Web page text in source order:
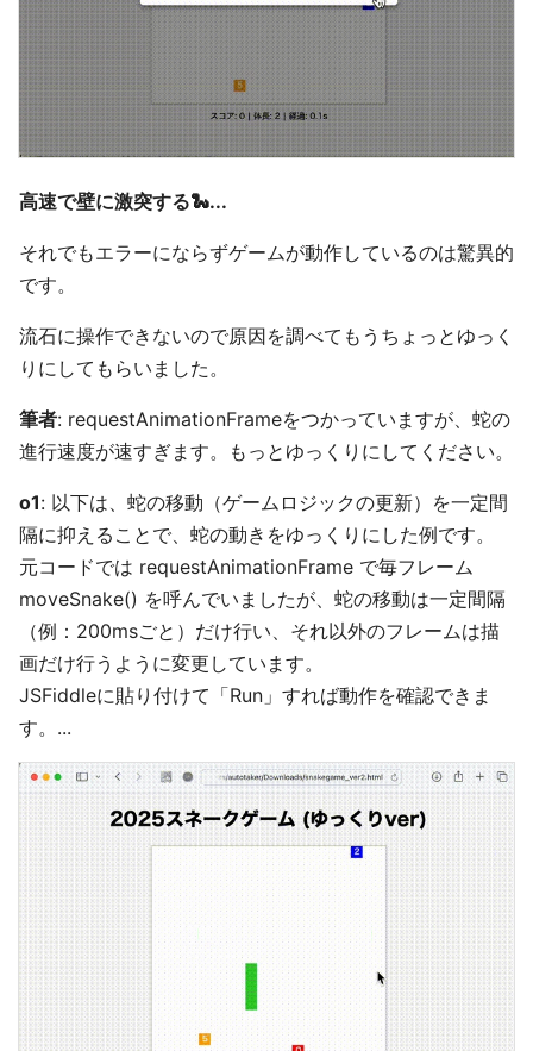
高速で壁に激突する🐍...
それでもエラーにならずゲームが動作しているのは驚異的
です。
流石に操作できないので原因を調べてもうちょっとゆっく
りにしてもらいました。
筆者: requestAnimationFrameをつかっていますが、蛇の
進行速度が速すぎます。もっとゆっくりにしてください。
o1: 以下は、蛇の移動（ゲームロジックの更新）を一定間
隔に抑えることで、蛇の動きをゆっくりにした例です。
元コードでは requestAnimationFrame で毎フレーム
moveSnake() を呼んでいましたが、蛇の移動は一定間隔
（例：200msごと）だけ行い、それ以外のフレームは描
画だけ行うように変更しています。
JSFiddleに貼り付けて「Run」すれば動作を確認できま
す。...